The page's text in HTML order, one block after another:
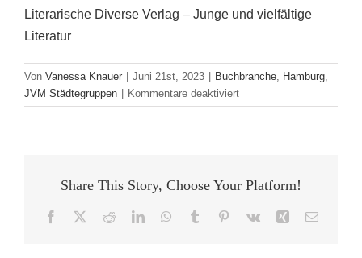
Literarische Diverse Verlag – Junge und vielfältige
Literatur
Von Vanessa Knauer Juni 21st, 2023 Buchbranche Hamburg
JVM Städtegruppen
Kommentare deaktiviertfür
Aus
Share This Story, Choose Your Platform!
Facebook RedditLinkedInWhatsApp
Tumblr Pinterest
Vk Xing E-